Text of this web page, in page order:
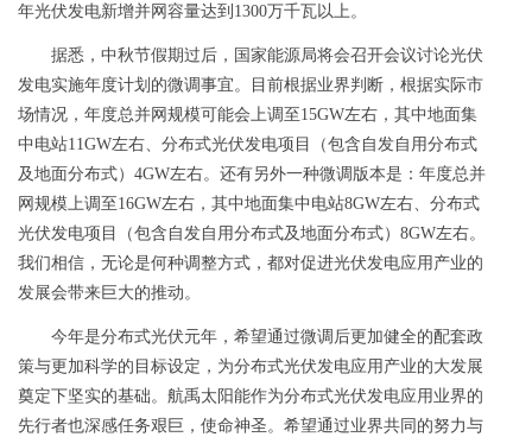
年光伏发电新增并网容量达到 1300万千瓦以上。
据悉，中秋节假期过后，国家能源局将会召开会议讨论光伏
发电实施年度计划的微调事宜。目前根据业界判断，根据实际市
场情况，年度总并网规模可能会上调至 15GW左右，其中地面集
中电站11GW左右、分布式光伏发电项目（包含自发自用分布式
及地面分布式） 4GW左右。还有另外一种微调版本是：年度总并
网规模上调至 16GW左右，其中地面集中电站8GW左右、分布式
光伏发电项目（包含自发自用分布式及地面分布式） 8GW左右。
我们相信，无论是何种调整方式，都对促进光伏发电应用产业的
发展会带来巨大的推动。
今年是分布式光伏元年，希望通过微调后更加健全的配套政
策与更加科学的目标设定，为分布式光伏发电应用产业的大发展
奠定下坚实的基础。航禹太阳能作为分布式光伏发电应用业界的
先行者也深感任务艰巨，使命神圣。希望通过业界共同的努力与